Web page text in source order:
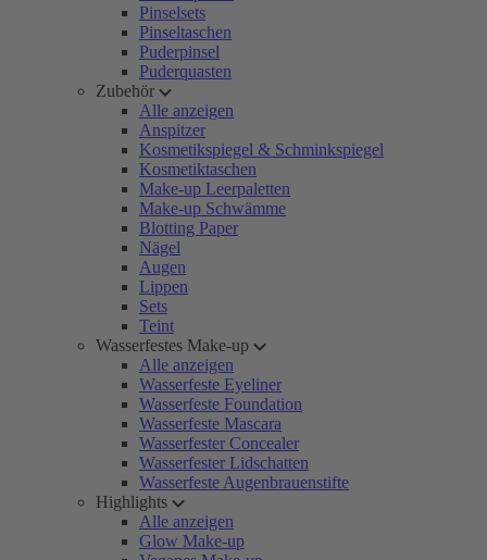
Pinselsets
Pinseltaschen
Puderpinsel
Puderquasten
Zubehör
Alle anzeigen
Anspitzer
Kosmetikspiegel & Schminkspiegel
Kosmetiktaschen
Make-up Leerpaletten
Make-up Schwämme
Blotting Paper
Nägel
Augen
Lippen
Sets
Teint
Wasserfestes Make-up
Alle anzeigen
Wasserfeste Eyeliner
Wasserfeste Foundation
Wasserfeste Mascara
Wasserfester Concealer
Wasserfester Lidschatten
Wasserfeste Augenbrauenstifte
Highlights
Alle anzeigen
Glow Make-up